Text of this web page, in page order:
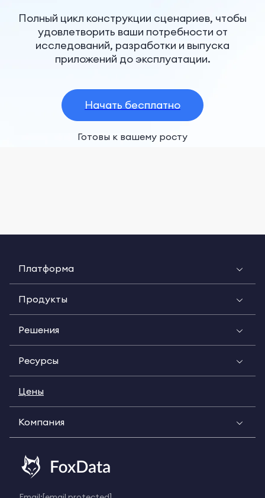
Полный цикл конструкции сценариев, чтобы
удовлетворить ваши потребности от
исследований, разработки и выпуска
приложений до эксплуатации.
Начать бесплатно
Готовы к вашему росту
Платформа
Продукты
Решения
Ресурсы
Цены
Компания